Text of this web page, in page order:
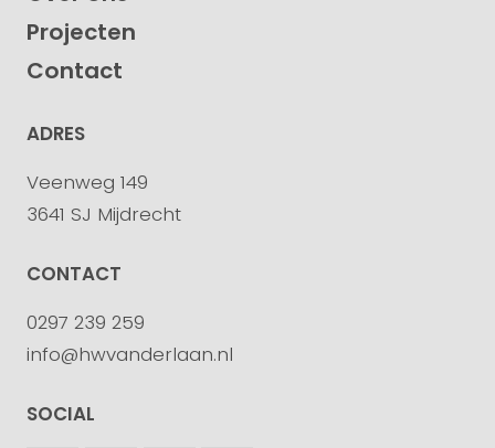
Projecten
Contact
ADRES
Veenweg 149
3641 SJ Mijdrecht
CONTACT
0297 239 259
info@hwvanderlaan.nl
SOCIAL